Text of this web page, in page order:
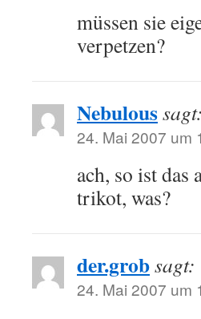
müssen sie
verpetzen?
Nebuloussagt:
24. Mai 2007 um
ach, so ist das
trikot, was?
der.grobsagt:
24. Mai 2007 um